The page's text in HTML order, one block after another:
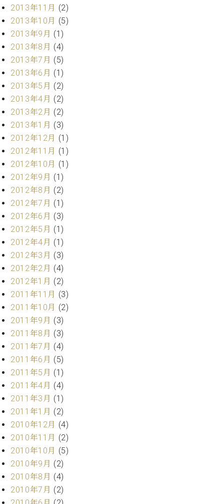
2013年11月 (2)
2013年10月 (5)
2013年9月 (1)
2013年8月 (4)
2013年7月 (5)
2013年6月 (1)
2013年5月 (2)
2013年4月 (2)
2013年2月 (2)
2013年1月 (3)
2012年12月 (1)
2012年11月 (1)
2012年10月 (1)
2012年9月 (1)
2012年8月 (2)
2012年7月 (1)
2012年6月 (3)
2012年5月 (1)
2012年4月 (1)
2012年3月 (3)
2012年2月 (4)
2012年1月 (2)
2011年11月 (3)
2011年10月 (2)
2011年9月 (3)
2011年8月 (3)
2011年7月 (4)
2011年6月 (5)
2011年5月 (1)
2011年4月 (4)
2011年3月 (1)
2011年1月 (2)
2010年12月 (4)
2010年11月 (2)
2010年10月 (5)
2010年9月 (2)
2010年8月 (4)
2010年7月 (2)